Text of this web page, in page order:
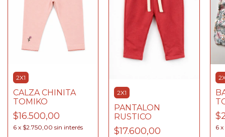
2X1
CALZA CHINITA
TOMIKO
$16.500,00
6 x $2.750,00 sin interés
2X1
PANTALON
RUSTICO
$17.600,00 6 x